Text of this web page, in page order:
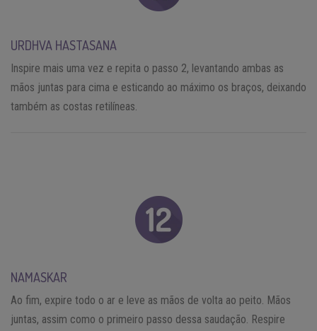
URDHVA HASTASANA
Inspire mais uma vez e repita o passo 2, levantando ambas as
mãos juntas para cima e esticando ao máximo os braços, deixando
também as costas retilíneas.
NAMASKAR
Ao fim, expire todo o ar e leve as mãos de volta ao peito. Mãos
juntas, assim como o primeiro passo dessa saudação. Respire